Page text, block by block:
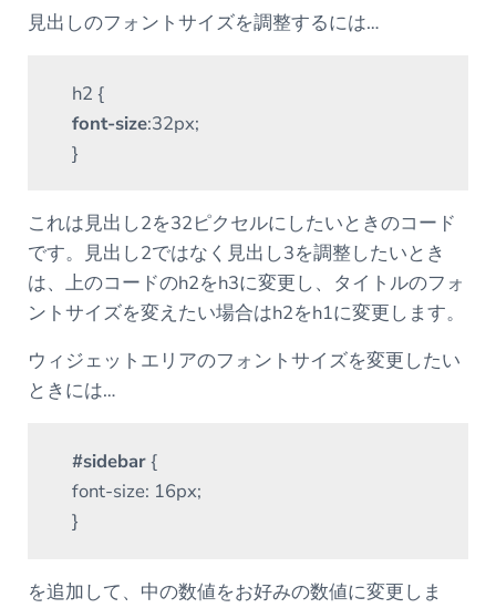
見出しのフォントサイズを調整するには…
h2 {
font-size:32px;
}
これは見出し2を32ピクセルにしたいときのコード
です。見出し2ではなく見出し3を調整したいとき
は、上のコードのh2をh3に変更し、タイトルのフォ
ントサイズを変えたい場合はh2をh1に変更します。
ウィジェットエリアのフォントサイズを変更したい
ときには…
#sidebar{
font-size: 16px;
}
を追加して、中の数値をお好みの数値に変更しま